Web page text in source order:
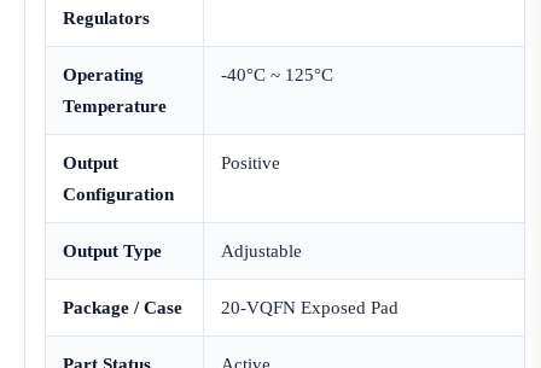
Regulators
Operating
Temperature
-40°C ~ 125°C
Output
Configuration
Positive
Output Type Adjustable
Package / Case 20-VQFN Exposed Pad